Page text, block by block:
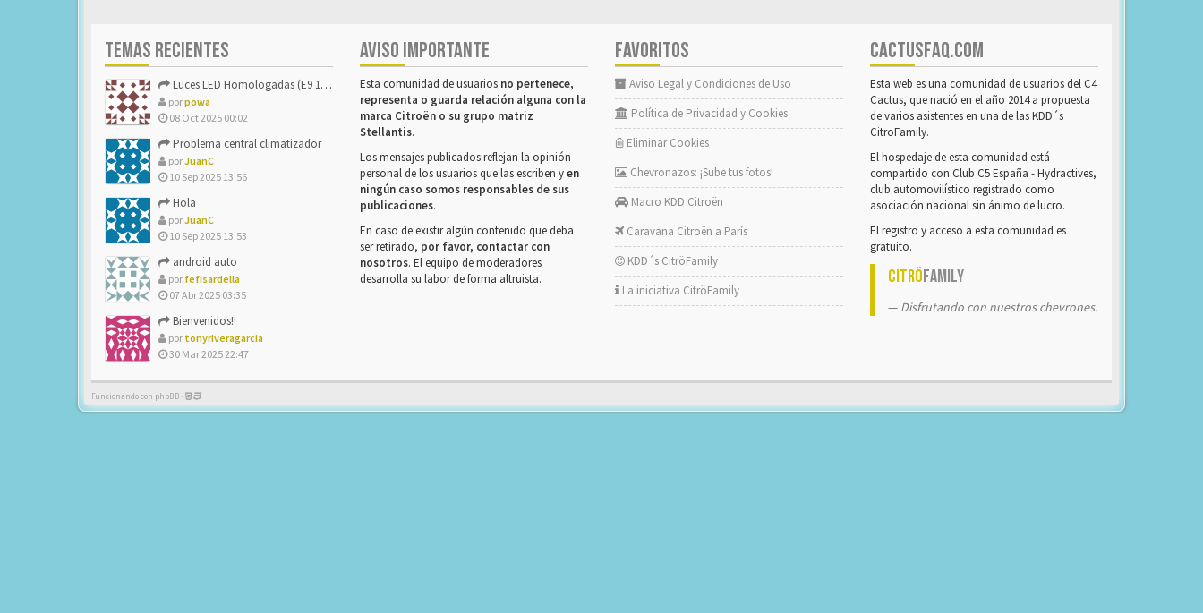
TEMAS RECIENTES
Luces LED Homologadas (E9 16785)
porpowa
08 Oct 2025 00:02
Problema central climatizador
porJuanC
10 Sep 2025 13:56
Hola
porJuanC
10 Sep 2025 13:53
android auto
por fefisardella
07 Abr 2025 03:35
Bienvenidos!!
por tonyriveragarcia
30 Mar 2025 22:47
AVISO IMPORTANTE
Esta comunidad de usuarios no pertenece,
representa o guarda relación alguna con la
marca Citroën o su grupo matriz
Stellantis.
Los mensajes publicados reflejan la opinión
personal de los usuarios que las escriben yen
ningún caso somos responsables de sus
publicaciones.
En caso de existir algún contenido que deba
ser retirado, por favor, contactar con
nosotros. El equipo de moderadores
desarrolla su labor de forma altruista.
FAVORITOS
Aviso Legal y Condiciones de Uso
Política de Privacidad y Cookies
Eliminar Cookies
Chevronazos: ¡Sube tus fotos!
Macro KDD Citroën
Caravana Citroën a París
KDD´s CitröFamily
La iniciativa CitröFamily
CACTUSFAQ.COM
Esta web es una comunidad de usuarios del C4
Cactus, que nació en el año 2014 a propuesta
de varios asistentes en una de las KDD´s
CitroFamily.
El hospedaje de esta comunidad está
compartido con Club C5 España - Hydractives,
club automovilístico registrado como
asociación nacional sin ánimo de lucro.
El registro y acceso a esta comunidad es
gratuito.
CitröFamily
Disfrutando con nuestros chevrones.
Funcionando con phpBB -